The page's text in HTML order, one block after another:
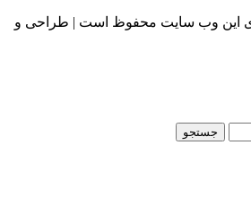
برای این وب سایت محفوظ است | طراحی و
جستجو